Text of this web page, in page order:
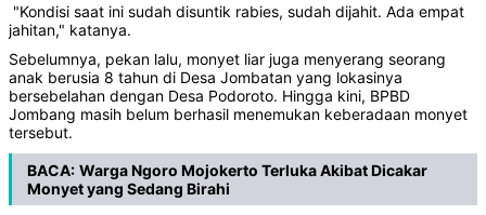
"Kondisi saat ini sudah disuntik rabies, sudah dijahit. Ada empat
jahitan," katanya.
Sebelumnya, pekan lalu, monyet liar juga menyerang seorang
anak berusia 8 tahun di Desa Jombatan yang lokasinya
bersebelahan dengan Desa Podoroto. Hingga kini, BPBD
Jombang masih belum berhasil menemukan keberadaan monyet
tersebut.
BACA: Warga Ngoro Mojokerto Terluka Akibat Dicakar
Monyet yang Sedang Birahi